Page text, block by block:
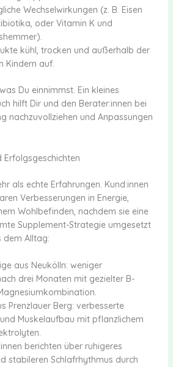
Wechselwirkungen (z. B. Eisen
oder Vitamin K und
kühl, trocken und außerhalb der
Kindern auf.
Du einnimmst. Ein kleines
hilft Dir und den Berater:innen bei
nachzuvollziehen und Anpassungen
Erfolgsgeschichten
als echte Erfahrungen. Kund:innen
Verbesserungen in Energie,
Wohlbefinden, nachdem sie eine
Supplement-Strategie umgesetzt
dem Alltag:
aus Neukölln: weniger
drei Monaten mit gezielter B-
Prenzlauer Berg: verbesserte
Muskelaufbau mit pflanzlichem
berichten über ruhigeres
stabileren Schlafrhythmus durch